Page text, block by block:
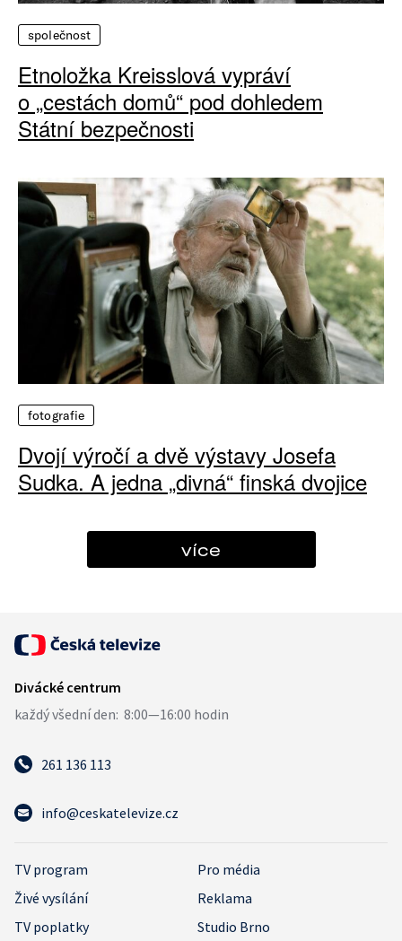
společnost
Etnoložka Kreisslová vypráví
o „cestách domů“ pod dohledem
Státní bezpečnosti
fotografie
Dvojí výročí a dvě výstavy Josefa
Sudka. A jedna „divná“ finská dvojice
více
261 136 113
info@ceskatelevize.cz
TV program
Pro média
Živé vysílání
Reklama
TV poplatky
Studio Brno